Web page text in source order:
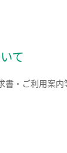
て
・ご利用案内